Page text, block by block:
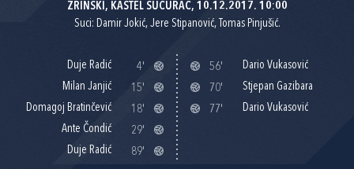
ZRINSKI, KAŠTEL SUĆURAC, 10.12.2017. 10:00
Suci: Damir Jokić, Jere Stipanović, Tomas Pinjušić.
Duje Radić
4'
Milan Janjić
15'
Domagoj Bratinčević
18'
Ante Čondić
29'
Duje Radić
89'
56'
Dario Vukasović
70'
Stjepan Gazibara
77'
Dario Vukasović